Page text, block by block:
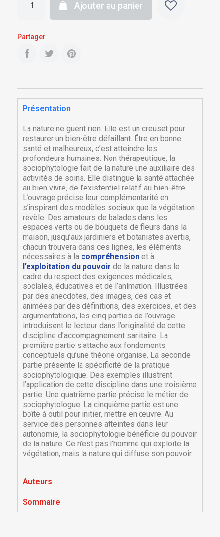
Ajouter à ma liste d'envies
Créer une nouvelle liste
Créer une liste d'envies ×
Nom de la liste d'envies
Connexion ×
Vous devez être connecté pour ajouter des produits
Ajouter au panier
Partager
Présentation
La nature ne guérit rien. Elle est un creuset pour
restaurer un bien-être défaillant. Être en bonne
santé et malheureux, c’est atteindre les
profondeurs humaines. Non thérapeutique, la
sociophytologie fait de la nature une auxiliaire des
activités de soins. Elle distingue la santé attachée
au bien vivre, de l’existentiel relatif au bien-être.
L’ouvrage précise leur complémentarité en
s’inspirant des modèles sociaux que la végétation
révèle. Des amateurs de balades dans les
espaces verts ou de bouquets de fleurs dans la
maison, jusqu’aux jardiniers et botanistes avertis,
chacun trouvera dans ces lignes, les éléments
nécessaires à la compréhension et à
l’exploitation du pouvoir de la nature dans le
cadre du respect des exigences médicales,
sociales, éducatives et de l’animation. Illustrées
par des anecdotes, des images, des cas et
animées par des définitions, des exercices, et des
argumentations, les cinq parties de l’ouvrage
introduisent le lecteur dans l’originalité de cette
discipline d’accompagnement sanitaire. La
première partie s’attache aux fondements
conceptuels qu’une théorie organise. La seconde
partie présente la spécificité de la pratique
sociophytologique. Des exemples illustrent
l’application de cette discipline dans une troisième
partie. Une quatrième partie précise le métier de
sociophytologue. La cinquième partie est une
boîte à outil pour initier, mettre en œuvre. Au
service des personnes atteintes dans leur
autonomie, la sociophytologie bénéficie du pouvoir
de la nature. Ce n’est pas l’homme qui exploite la
végétation, mais la nature qui diffuse son pouvoir.
Auteurs
Sommaire